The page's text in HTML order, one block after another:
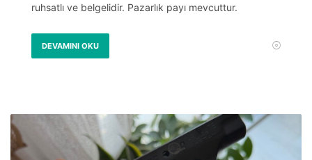
ruhsatlı ve belgelidir. Pazarlık payı mevcuttur.
DEVAMINI OKU